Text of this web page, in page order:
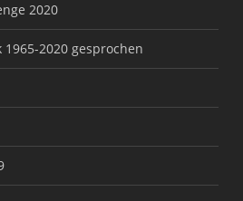
2020
1965-2020 gesprochen